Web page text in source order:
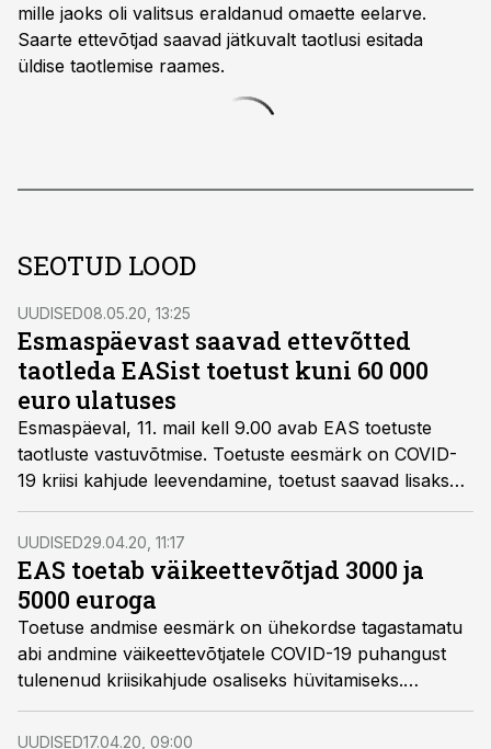
mille jaoks oli valitsus eraldanud omaette eelarve.
Saarte ettevõtjad saavad jätkuvalt taotlusi esitada
üldise taotlemise raames.
SEOTUD LOOD
UUDISED08.05.20, 13:25
Esmaspäevast saavad ettevõtted
taotleda EASist toetust kuni 60 000
euro ulatuses
Esmaspäeval, 11. mail kell 9.00 avab EAS toetuste
taotluste vastuvõtmise. Toetuste eesmärk on COVID-
19 kriisi kahjude leevendamine, toetust saavad lisaks
väikeettevõtetele ka turismi, majutuse ja toitlustusega
seotud ettevõtted. Võtame kokku tegevusalad ja
toetuste suurused.
UUDISED29.04.20, 11:17
EAS toetab väikeettevõtjad 3000 ja
5000 euroga
Toetuse andmise eesmärk on ühekordse tagastamatu
abi andmine väikeettevõtjatele COVID-19 puhangust
tulenenud kriisikahjude osaliseks hüvitamiseks.
Taotlemine avatakse peale toetuse määruse jõustumist
mai alguses.
UUDISED17.04.20, 09:00